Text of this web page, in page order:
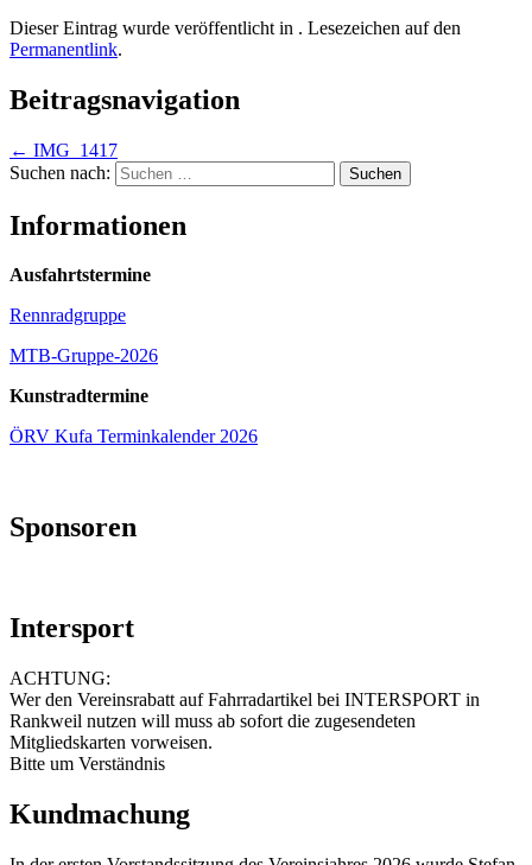
Dieser Eintrag wurde veröffentlicht in . Lesezeichen auf den
Permanentlink.
Beitragsnavigation
← IMG_1417
Suchen nach:
Informationen
Ausfahrtstermine
Rennradgruppe
MTB-Gruppe-2026
Kunstradtermine
ÖRV Kufa Terminkalender 2026
Sponsoren
Intersport
ACHTUNG:
Wer den Vereinsrabatt auf Fahrradartikel bei INTERSPORT in
Rankweil nutzen will muss ab sofort die zugesendeten
Mitgliedskarten vorweisen.
Bitte um Verständnis
Kundmachung